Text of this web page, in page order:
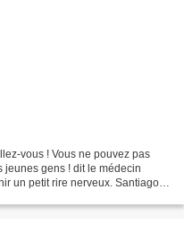
vous ! Vous ne pouvez pas
jeunes gens ! dit le médecin
un petit rire nerveux. Santiago